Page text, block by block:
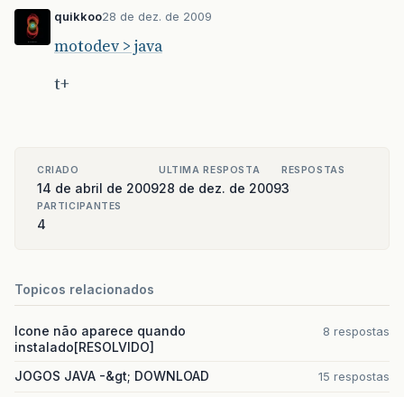
quikkoo28 de dez. de 2009
motodev > java
t+
CRIADO
14 de abril de 2009
ULTIMA RESPOSTA
28 de dez. de 2009
RESPOSTAS
3
PARTICIPANTES
4
Topicos relacionados
Icone não aparece quando
instalado[RESOLVIDO]
8 respostas
JOGOS JAVA -&gt; DOWNLOAD 15 respostas